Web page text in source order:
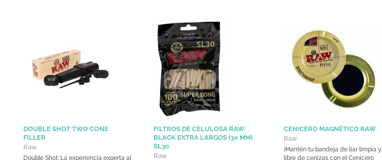
DOUBLE SHOT TWO CONE
FILLER
Raw
Double Shot: La experiencia experta al
FILTROS DE CELULOSA RAW
BLACK EXTRA LARGOS (30 MM)
SL30
Raw
CENICERO MAGNÉTICO RAW
Raw
¡Mantén tu bandeja de liar limpia y
libre de cenizas con el Cenicero